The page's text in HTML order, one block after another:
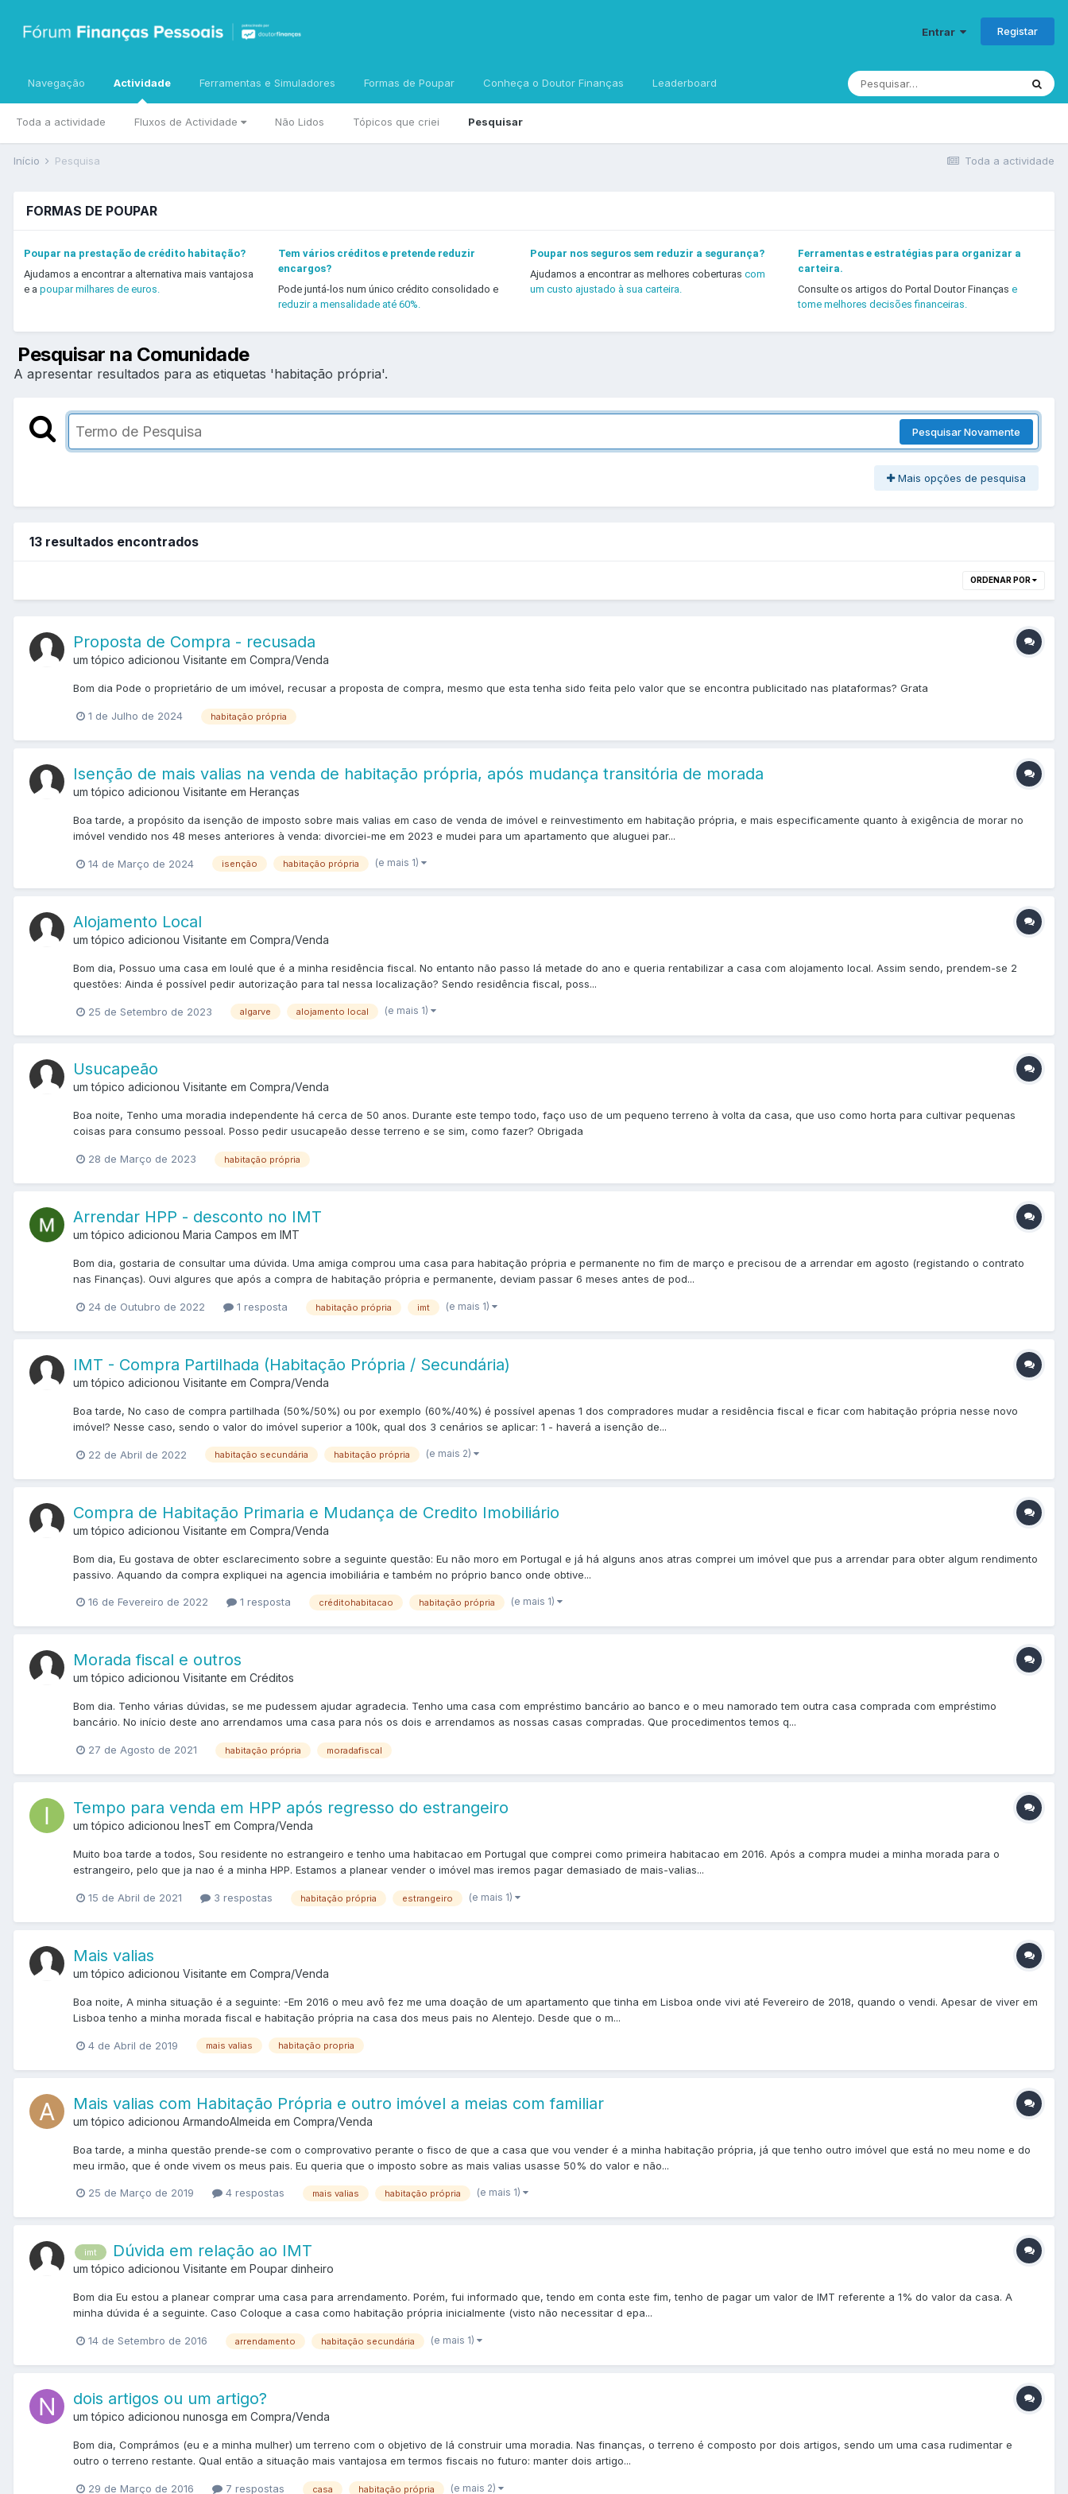
Entrar Registar
Navegação Actividade
Toda a actividade Fluxos de Actividade Não Lidos Tópicos que criei Pesquisar
Ferramentas e Simuladores Formas de Poupar Conheça o Doutor Finanças Leaderboard
Toda a actividade
Início Pesquisa
FORMAS DE POUPAR
Poupar na prestação de crédito habitação?
Ajudamos a encontrar a alternativa mais vantajosa
e a poupar milhares de euros.
Tem vários créditos e pretende reduzir
encargos?
Pode juntá-los num único crédito consolidado e
reduzir a mensalidade até 60%.
Poupar nos seguros sem reduzir a segurança?
Ajudamos a encontrar as melhores coberturascom
um custo ajustado à sua carteira.
Ferramentas e estratégias para organizar a
carteira.
Consulte os artigos do Portal Doutor Finanças e
tome melhores decisões financeiras.
Pesquisar na Comunidade
A apresentar resultados para as etiquetas 'habitação própria'.
Pesquisar Novamente
Mais opções de pesquisa
13 resultados encontrados
ORDENAR POR
Proposta de Compra - recusada
um tópico adicionou Visitante em Compra/Venda
Bom dia Pode o proprietário de um imóvel, recusar a proposta de compra, mesmo que esta tenha sido feita pelo valor que se encontra publicitado nas plataformas? Grata
1 de Julho de 2024 habitação própria
Isenção de mais valias na venda de habitação própria, após mudança transitória de morada
um tópico adicionou Visitante em Heranças
Boa tarde, a propósito da isenção de imposto sobre mais valias em caso de venda de imóvel e reinvestimento em habitação própria, e mais especificamente quanto à exigência de morar no
imóvel vendido nos 48 meses anteriores à venda: divorciei-me em 2023 e mudei para um apartamento que aluguei par...
14 de Março de 2024 isenção habitação própria (e mais 1)
Alojamento Local
um tópico adicionou Visitante em Compra/Venda
Bom dia, Possuo uma casa em loulé que é a minha residência fiscal. No entanto não passo lá metade do ano e queria rentabilizar a casa com alojamento local. Assim sendo, prendem-se 2
questões: Ainda é possível pedir autorização para tal nessa localização? Sendo residência fiscal, poss...
25 de Setembro de 2023 algarve alojamento local (e mais 1)
Usucapeão
um tópico adicionou Visitante em Compra/Venda
Boa noite, Tenho uma moradia independente há cerca de 50 anos. Durante este tempo todo, faço uso de um pequeno terreno à volta da casa, que uso como horta para cultivar pequenas
coisas para consumo pessoal. Posso pedir usucapeão desse terreno e se sim, como fazer? Obrigada
28 de Março de 2023 habitação própria
Arrendar HPP - desconto no IMT
um tópico adicionou Maria Campos em IMT
Bom dia, gostaria de consultar uma dúvida. Uma amiga comprou uma casa para habitação própria e permanente no fim de março e precisou de a arrendar em agosto (registando o contrato
nas Finanças). Ouvi algures que após a compra de habitação própria e permanente, deviam passar 6 meses antes de pod...
24 de Outubro de 2022 1 resposta habitação própria imt (e mais 1)
IMT - Compra Partilhada (Habitação Própria / Secundária)
um tópico adicionou Visitante em Compra/Venda
Boa tarde, No caso de compra partilhada (50%/50%) ou por exemplo (60%/40%) é possível apenas 1 dos compradores mudar a residência fiscal e ficar com habitação própria nesse novo
imóvel? Nesse caso, sendo o valor do imóvel superior a 100k, qual dos 3 cenários se aplicar: 1 - haverá a isenção de...
22 de Abril de 2022 habitação secundária habitação própria (e mais 2)
Compra de Habitação Primaria e Mudança de Credito Imobiliário
um tópico adicionou Visitante em Compra/Venda
Bom dia, Eu gostava de obter esclarecimento sobre a seguinte questão: Eu não moro em Portugal e já há alguns anos atras comprei um imóvel que pus a arrendar para obter algum rendimento
passivo. Aquando da compra expliquei na agencia imobiliária e também no próprio banco onde obtive...
16 de Fevereiro de 2022 1 resposta créditohabitacao habitação própria (e mais 1)
Morada fiscal e outros
um tópico adicionou Visitante em Créditos
Bom dia. Tenho várias dúvidas, se me pudessem ajudar agradecia. Tenho uma casa com empréstimo bancário ao banco e o meu namorado tem outra casa comprada com empréstimo
bancário. No início deste ano arrendamos uma casa para nós os dois e arrendamos as nossas casas compradas. Que procedimentos temos q...
27 de Agosto de 2021 habitação própria moradafiscal
Tempo para venda em HPP após regresso do estrangeiro
um tópico adicionou InesT em Compra/Venda
Muito boa tarde a todos, Sou residente no estrangeiro e tenho uma habitacao em Portugal que comprei como primeira habitacao em 2016. Após a compra mudei a minha morada para o
estrangeiro, pelo que ja nao é a minha HPP. Estamos a planear vender o imóvel mas iremos pagar demasiado de mais-valias...
15 de Abril de 2021 3 respostas habitação própria estrangeiro (e mais 1)
Mais valias
um tópico adicionou Visitante em Compra/Venda
Boa noite, A minha situação é a seguinte: -Em 2016 o meu avô fez me uma doação de um apartamento que tinha em Lisboa onde vivi até Fevereiro de 2018, quando o vendi. Apesar de viver em
Lisboa tenho a minha morada fiscal e habitação própria na casa dos meus pais no Alentejo. Desde que o m...
4 de Abril de 2019 mais valias habitação propria
Mais valias com Habitação Própria e outro imóvel a meias com familiar
um tópico adicionou ArmandoAlmeida em Compra/Venda
Boa tarde, a minha questão prende-se com o comprovativo perante o fisco de que a casa que vou vender é a minha habitação própria, já que tenho outro imóvel que está no meu nome e do
meu irmão, que é onde vivem os meus pais. Eu queria que o imposto sobre as mais valias usasse 50% do valor e não...
25 de Março de 2019 4 respostas mais valias habitação própria (e mais 1)
imt Dúvida em relação ao IMT
um tópico adicionou Visitante em Poupar dinheiro
Bom dia Eu estou a planear comprar uma casa para arrendamento. Porém, fui informado que, tendo em conta este fim, tenho de pagar um valor de IMT referente a 1% do valor da casa. A
minha dúvida é a seguinte. Caso Coloque a casa como habitação própria inicialmente (visto não necessitar d epa...
14 de Setembro de 2016 arrendamento habitação secundária (e mais 1)
dois artigos ou um artigo?
um tópico adicionou nunosga em Compra/Venda
Bom dia, Comprámos (eu e a minha mulher) um terreno com o objetivo de lá construir uma moradia. Nas finanças, o terreno é composto por dois artigos, sendo um uma casa rudimentar e
outro o terreno restante. Qual então a situação mais vantajosa em termos fiscais no futuro: manter dois artigo...
29 de Março de 2016 7 respostas casa habitação própria (e mais 2)